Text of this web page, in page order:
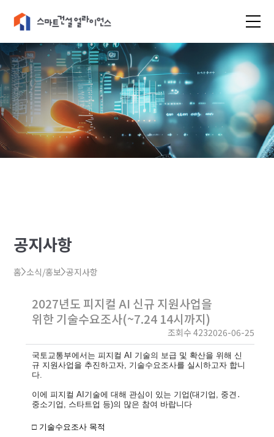
공지사항
홈 소식/홍보 공지사항
2027년도 피지컬 AI 신규 지원사업을
위한 기술수요조사(~7.24 14시까지)
2026-06-25
조회수 423
국토교통부에서는 피지컬 AI 기술의 보급 및 확산을 위해 신
규 지원사업을 추진하고자, 기술수요조사를 실시하고자 합니
다.
이에 피지컬 AI기술에 대해 관심이 있는 기업(대기업, 중견․
중소기업, 스타트업 등)의 많은 참여 바랍니다
□ 기술수요조사 목적